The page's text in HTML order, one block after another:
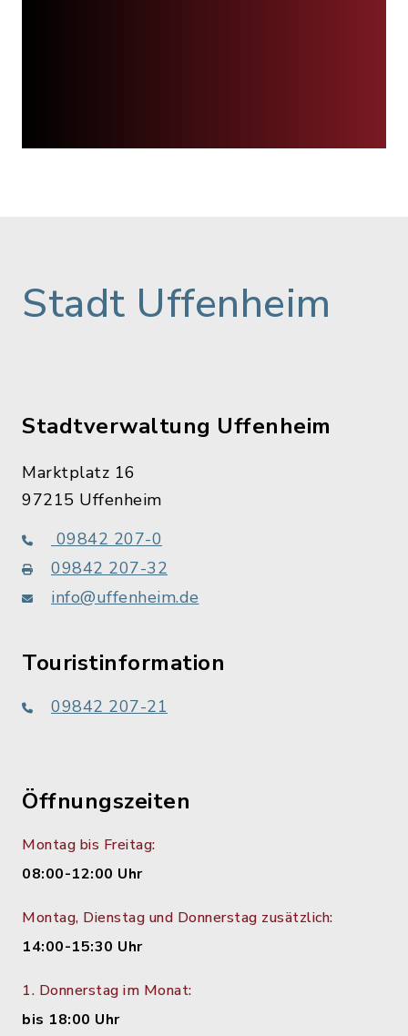
Stadt Uffenheim
Stadtverwaltung Uffenheim
Marktplatz 16
97215 Uffenheim
09842 207-0
09842 207-32
info@uffenheim.de
Touristinformation
09842 207-21
Öffnungszeiten
Montag bis Freitag:
08:00-12:00 Uhr
Montag, Dienstag und Donnerstag zusätzlich:
14:00-15:30 Uhr
1. Donnerstag im Monat:
bis 18:00 Uhr